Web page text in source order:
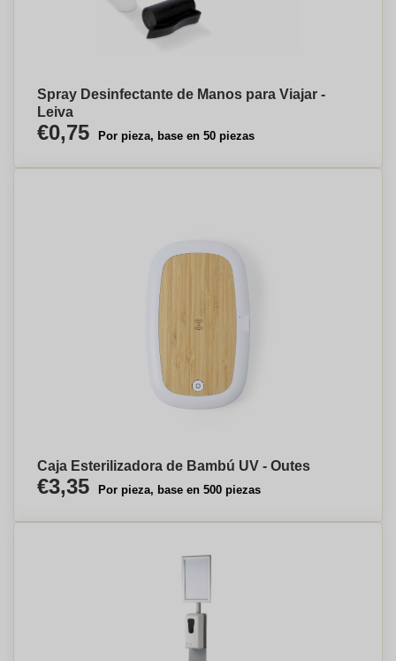
Spray Desinfectante de Manos para Viajar -
Leiva
€0,75 Por pieza, base en 50 piezas
Caja Esterilizadora de Bambú UV - Outes
€3,35 Por pieza, base en 500 piezas